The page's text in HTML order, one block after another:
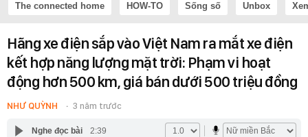
The connected home HOW-TO Sống số Unbox
Hãng xe điện sắp vào Việt Nam ra mắt xe điện
kết hợp năng lượng mặt trời: Phạm vi hoạt
động hơn 500 km, giá bán dưới 500 triệu đồng
NHƯ QUỲNH 3 năm trước
Nghe đọc bài 2:39